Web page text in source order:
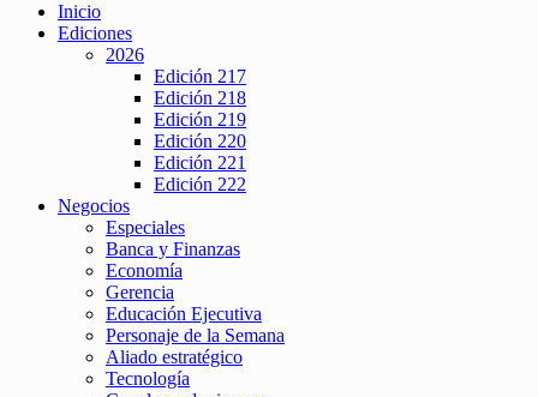
Inicio
Ediciones
2026
Edición 217
Edición 218
Edición 219
Edición 220
Edición 221
Edición 222
Negocios
Especiales
Banca y Finanzas
Economía
Gerencia
Educación Ejecutiva
Personaje de la Semana
Aliado estratégico
Tecnología